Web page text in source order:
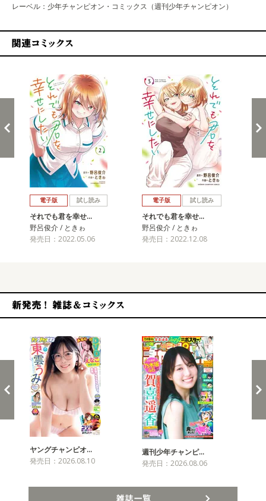
レーベル：少年チャンピオン・コミックス（週刊少年チャンピオン）
電子版 試し読み
それでも君を幸せ…
野呂俊介 / ときゎ
発売日：2022.05.06
電子版 試し読み
それでも君を幸せ…
野呂俊介 / ときゎ
発売日：2022.12.08
ヤングチャンピオ…
発売日：2026.08.10
週刊少年チャンピ…
発売日：2026.08.06